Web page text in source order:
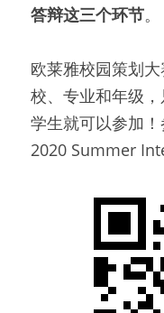
答辩这三个环节。
欧莱雅校园策划
校、专业和年级
学生就可以参加
2020 Summer